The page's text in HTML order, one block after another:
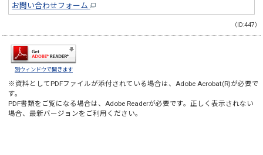
お問い合わせフォーム
（ID:447）
別ウィンドウで開きます
※資料としてPDFファイルが添付されている場合は、Adobe Acrobat(R)が必要で
す。
PDF書類をご覧になる場合は、Adobe Readerが必要です。正しく表示されない
場合、最新バージョンをご利用ください。